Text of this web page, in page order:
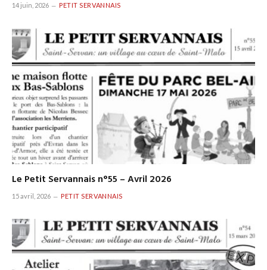
14 juin, 2026 PETIT SERVANNAIS
Le Petit Servannais n°55 – Avril 2026
15 avril, 2026 PETIT SERVANNAIS